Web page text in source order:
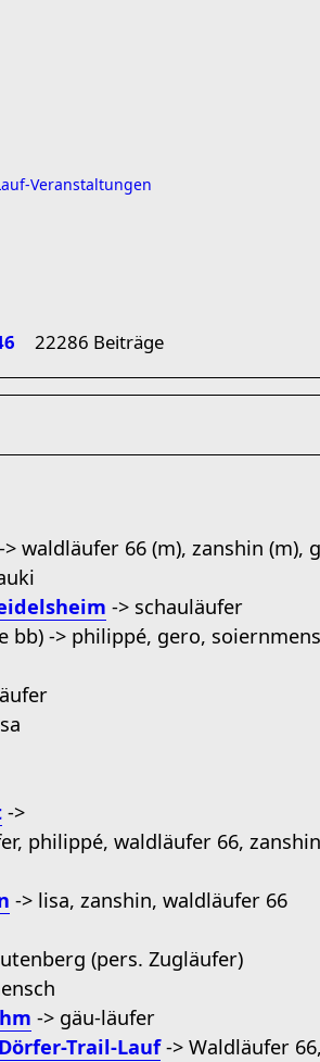
Veranstaltungen
22286 Beiträge
-> waldläufer 66 (m), zanshin (m),
-> schauläufer
bb) -> philippé, gero,
->
philippé, waldläufer 66,
-> lisa, zanshin, waldläufer 66
(pers. Zugläufer)
-> gäu-läufer
Trail-Lauf-> Waldläufer